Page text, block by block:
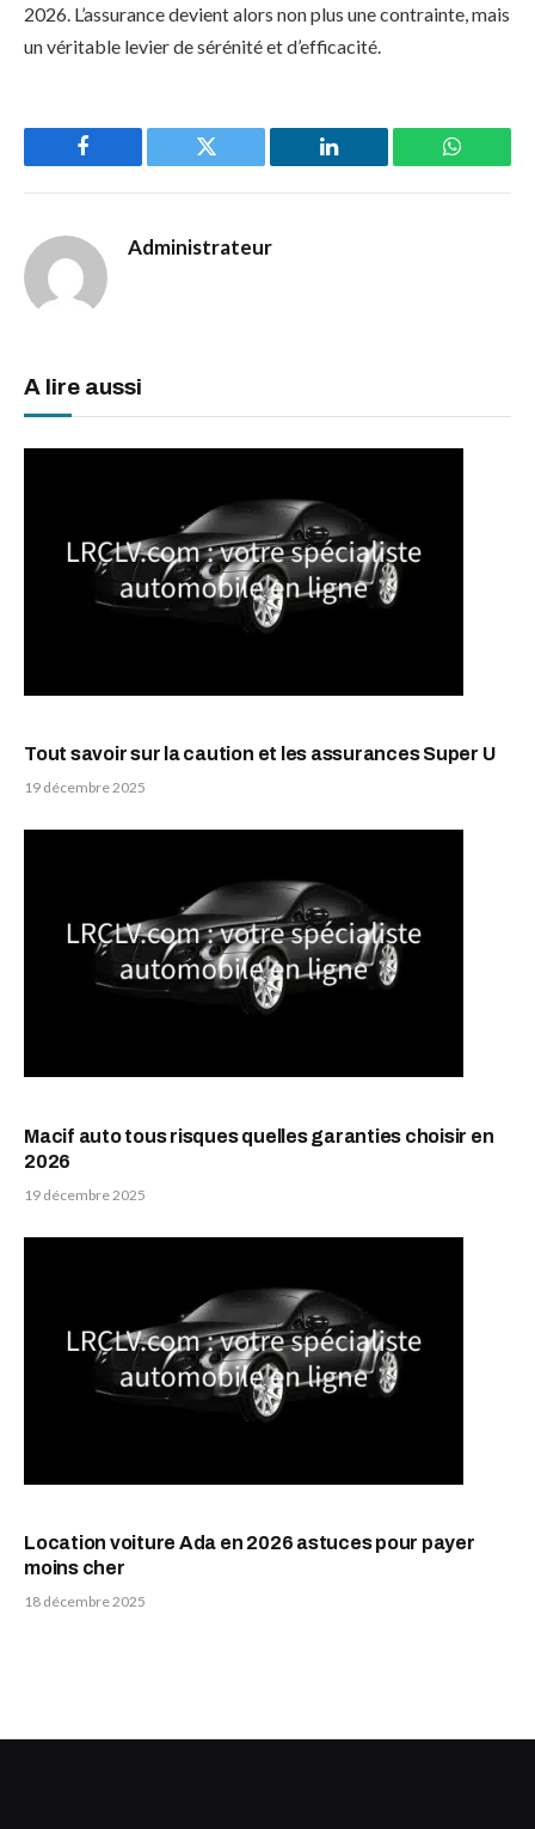
2026. L’assurance devient alors non plus une contrainte, mais
un véritable levier de sérénité et d’efficacité.
Facebook Twitter LinkedIn
Administrateur
A lire aussi
Tout savoir sur la caution et les assurances Super U
19 décembre 2025
Macif auto tous risques quelles garanties choisir en
2026
19 décembre 2025
Location voiture Ada en 2026 astuces pour payer
moins cher
18 décembre 2025